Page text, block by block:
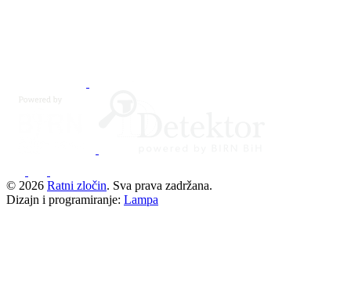
© 2026 Ratni zločin. Sva prava zadržana.
Dizajn i programiranje: Lampa